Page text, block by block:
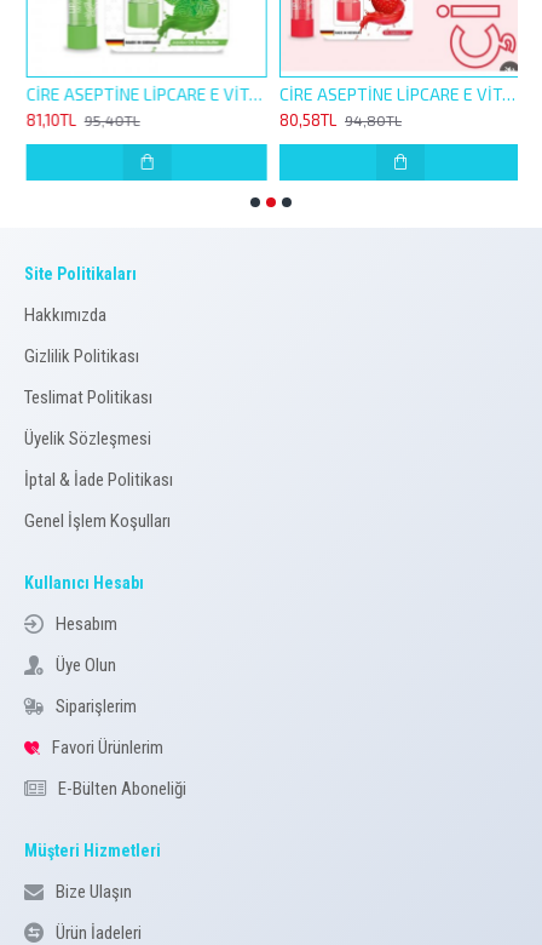
CİRE ASEPTİNE LİPCARE E VİTAMİNLİ 4,5G NANE DOLGUNLUK HİSSİ VEREN NEMLENDİRİCİ
81,10TL 95,40TL
CİRE ASEPTİNE LİPCARE E VİTAMİNLİ 4,5G ÇİLEK RENKLİ NEMLENDİRİCİ
80,58TL 94,80TL
Site Politikaları
Hakkımızda
Gizlilik Politikası
Teslimat Politikası
Üyelik Sözleşmesi
İptal & İade Politikası
Genel İşlem Koşulları
Kullanıcı Hesabı
Hesabım
Üye Olun
Siparişlerim
Favori Ürünlerim
E-Bülten Aboneliği
Müşteri Hizmetleri
Bize Ulaşın
Ürün İadeleri